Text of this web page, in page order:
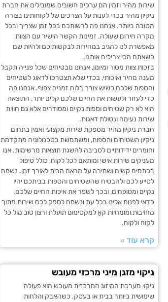
שירות מהיר וזמין הם ערכים חשובים שמובילים את חברת
ניקיון מהיר בכדי לענות על הצרכים של לקוחותינו בצורה
הטובה ביותר. אנחנו פה לרשותכם בכל זמן שצריך ובכל
מקרה חירום שעולה. זמינות הקשר הישיר עם הצוות
מאפשרת לנו להגיב במהירות לבקשותיכם ולהיות שם
כשאתם הכי צריכים אותנו.
בזכות צוות מסור ומיומן, אנחנו מבטיחים שכל פנייה תקבל
מענה מהיר ואיכותי, בכדי שלא תצטרכו לדאוג לשטיחים
והספות שלכם כשיש צורך בלוח זמנים צפוף. אנחנו פה
כדי לעזור ולעשות את החיים שלכם קלים יותר, התוצאה
היא לא רק שטיחים וספות נקיים ומסודרים אלא גם חווית
שירות נעימה ונטולת דאגות.
חברת ניקיון מהיר מספקת שירות מקצועי ואמין בתחום
ניקיון השטיחים והספות, ומשתמשת בטכנולוגיה מתקדמת
וחומרים ידידותיים לסביבה להשגת תוצאות מרשימות. אנו
מעניקים שירות אישי ומותאם לכל לקוח, כולל טיפול
בכתמים קשים ושמירה על מראה הבית לאורך זמן. נשמח
לסייע לכם ולהבטיח שהשטיחים והספות בביתכם יהיו
נקיים ומטופחים, ובכך לשפר את איכות החיים שלכם.
כדאי לפנות אלינו בכל עת ונשמח לספק לכם שירות מתוך
מחויבות,ומומחיות קאַ למקסימום תועלת ורצון טוב מול כל
לקוח ולקוח.
קרא עוד »
ניקוי מזגן מיני מרכזי מעובש
ניקוי מערכת המיזוג המרכזית מעובש הוא פעולה
שימושית ביותר בבית או בעסק. כשהאבק והלחות